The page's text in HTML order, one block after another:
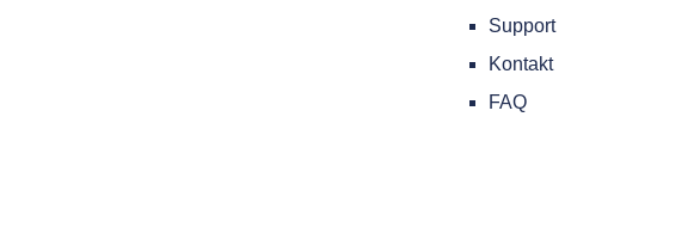
Support
Kontakt
FAQ